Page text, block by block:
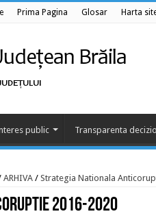
Prima Pagina Glosar Harta
public Transparenta
ARHIVA / Strategia Nationala
2016-2020